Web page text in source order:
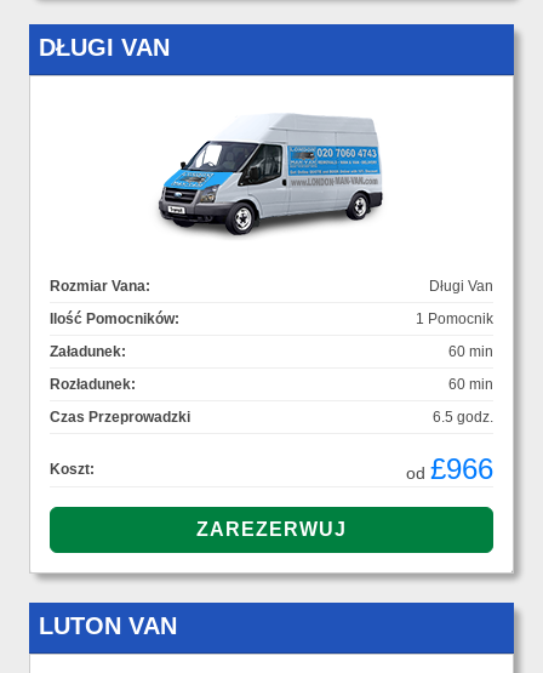
DŁUGI VAN
Rozmiar Vana:
Długi Van
Ilość Pomocników:
1 Pomocnik
Załadunek:
60 min
Rozładunek:
60 min
Czas Przeprowadzki
6.5 godz.
Koszt: od £966
LUTON VAN